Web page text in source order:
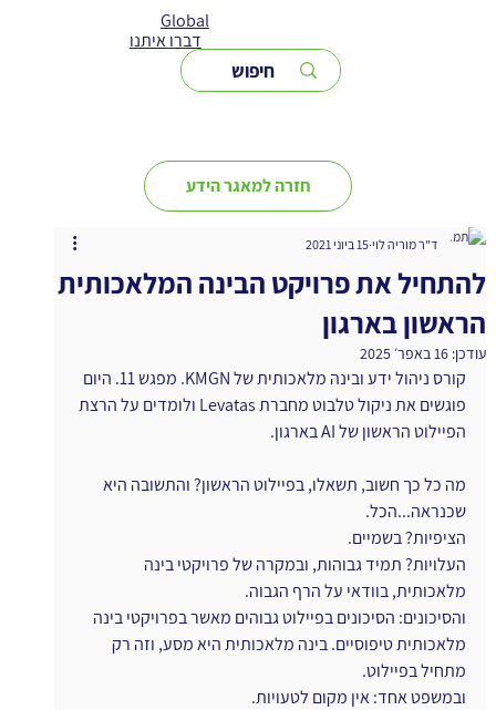
Global
דברו איתנו
חזרה למאגר הידע
להתחיל את פרויקט הבינה המלאכותית
הראשון בארגון
ד"ר מוריה לוי 15 ביוני 2021
עודכן: 16 באפר׳ 2025
קורס ניהול ידע ובינה מלאכותית של KMGN. מפגש 11. היום
פוגשים את ניקול טלבוט מחברת Levatas ולומדים על הרצת
הפיילוט הראשון של AI בארגון.
מה כל כך חשוב, תשאלו, בפיילוט הראשון? והתשובה היא
שכנראה...הכל.
הציפיות? בשמיים.
העלויות? תמיד גבוהות, ובמקרה של פרויקטי בינה
מלאכותית, בוודאי על הרף הגבוה.
והסיכונים: הסיכונים בפיילוט גבוהים מאשר בפרויקטי בינה
מלאכותית טיפוסיים. בינה מלאכותית היא מסע, וזה רק
מתחיל בפיילוט.
ובמשפט אחד: אין מקום לטעויות.